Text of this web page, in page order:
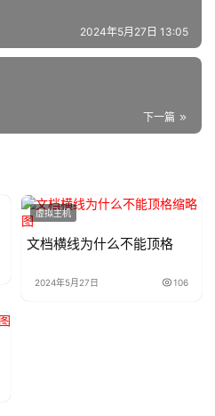
2024年5月27日 13:05
下一篇
虚拟主机
文档横线为什么不能顶格
2024年5月27日 106